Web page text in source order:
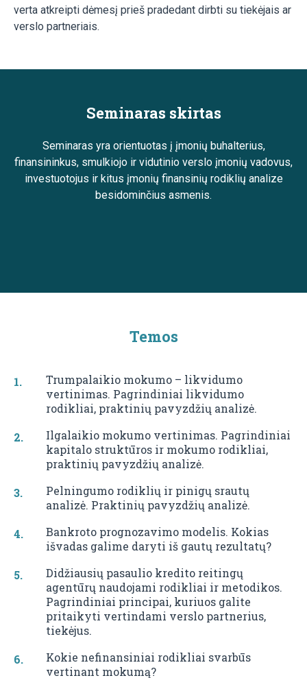
verta atkreipti dėmesį prieš pradedant dirbti su tiekėjais ar
verslo partneriais.
Seminaras skirtas
Seminaras yra orientuotas į įmonių buhalterius,
finansininkus, smulkiojo ir vidutinio verslo įmonių vadovus,
investuotojus ir kitus įmonių finansinių rodiklių analize
besidominčius asmenis.
Temos
Trumpalaikio mokumo – likvidumo
vertinimas. Pagrindiniai likvidumo
rodikliai, praktinių pavyzdžių analizė.
Ilgalaikio mokumo vertinimas. Pagrindiniai
kapitalo struktūros ir mokumo rodikliai,
praktinių pavyzdžių analizė.
Pelningumo rodiklių ir pinigų srautų
analizė. Praktinių pavyzdžių analizė.
Bankroto prognozavimo modelis. Kokias
išvadas galime daryti iš gautų rezultatų?
Didžiausių pasaulio kredito reitingų
agentūrų naudojami rodikliai ir metodikos.
Pagrindiniai principai, kuriuos galite
pritaikyti vertindami verslo partnerius,
tiekėjus.
Kokie nefinansiniai rodikliai svarbūs
vertinant mokumą?